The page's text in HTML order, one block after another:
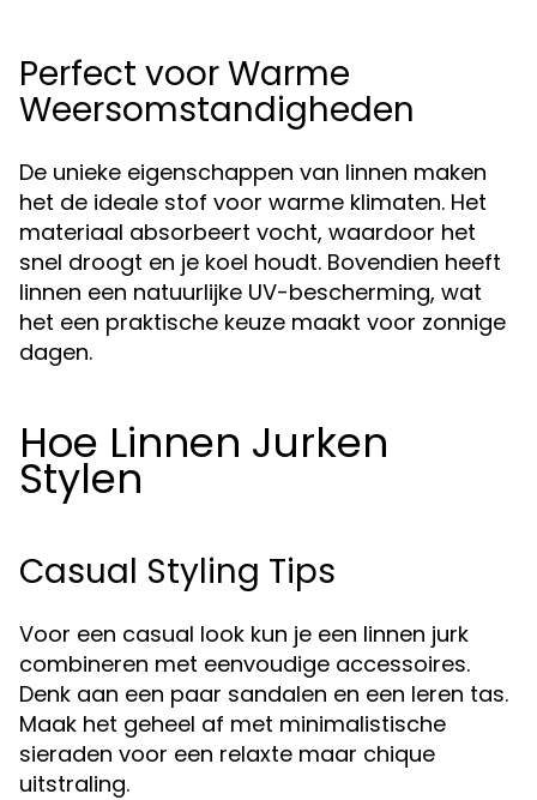
Perfect voor Warme
Weersomstandigheden
De unieke eigenschappen van linnen maken
het de ideale stof voor warme klimaten. Het
materiaal absorbeert vocht, waardoor het
snel droogt en je koel houdt. Bovendien heeft
linnen een natuurlijke UV-bescherming, wat
het een praktische keuze maakt voor zonnige
dagen.
Hoe Linnen Jurken
Stylen
Casual Styling Tips
Voor een casual look kun je een linnen jurk
combineren met eenvoudige accessoires.
Denk aan een paar sandalen en een leren tas.
Maak het geheel af met minimalistische
sieraden voor een relaxte maar chique
uitstraling.